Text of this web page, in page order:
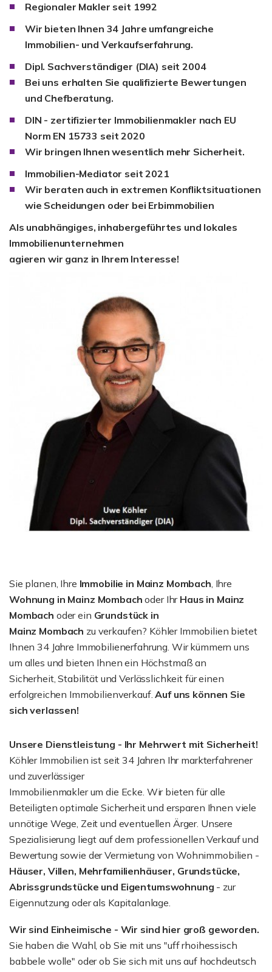
Regionaler Makler seit 1992
Wir bieten Ihnen 34 Jahre umfangreiche
Immobilien- und Verkaufserfahrung.
Dipl. Sachverständiger (DIA) seit 2004
Bei uns erhalten Sie qualifizierte Bewertungen
und Chefberatung.
DIN - zertifizierter Immobilienmakler nach EU
Norm EN 15733 seit 2020
Wir bringen Ihnen wesentlich mehr Sicherheit.
Immobilien-Mediator seit 2021
Wir beraten auch in extremen Konfliktsituationen
wie Scheidungen oder bei Erbimmobilien
Als unabhängiges, inhabergeführtes und lokales
Immobilienunternehmen
agieren wir ganz in Ihrem Interesse!
Sie planen, Ihre Immobilie in Mainz Mombach , Ihre
Wohnung in Mainz Mombach oder Ihr Haus in Mainz
Mombach oder ein Grundstück in
Mainz Mombach zu verkaufen? Köhler Immobilien bietet
Ihnen 34 Jahre Immobilienerfahrung. Wir kümmern uns
um alles und bieten Ihnen ein Höchstmaß an
Sicherheit, Stabilität und Verlässlichkeit für einen
erfolgreichen Immobilienverkauf.Auf uns können Sie
sich verlassen!
Unsere Dienstleistung - Ihr Mehrwert mit Sicherheit!
Köhler Immobilien ist seit 34 Jahren Ihr markterfahrener
und zuverlässiger
Immobilienmakler um die Ecke. Wir bieten für alle
Beteiligten optimale Sicherheit und ersparen Ihnen viele
unnötige Wege, Zeit und eventuellen Ärger. Unsere
Spezialisierung liegt auf dem professionellen Verkauf und
Bewertung sowie der Vermietung von Wohnimmobilien -
Häuser, Villen, Mehrfamilienhäuser, Grundstücke,
Abrissgrundstücke und Eigentumswohnung - zur
Eigennutzung oder als Kapitalanlage.
Wir sind Einheimische - Wir sind hier groß geworden.
Sie haben die Wahl, ob Sie mit uns "uff rhoihessisch
babbele wolle" oder ob Sie sich mit uns auf hochdeutsch